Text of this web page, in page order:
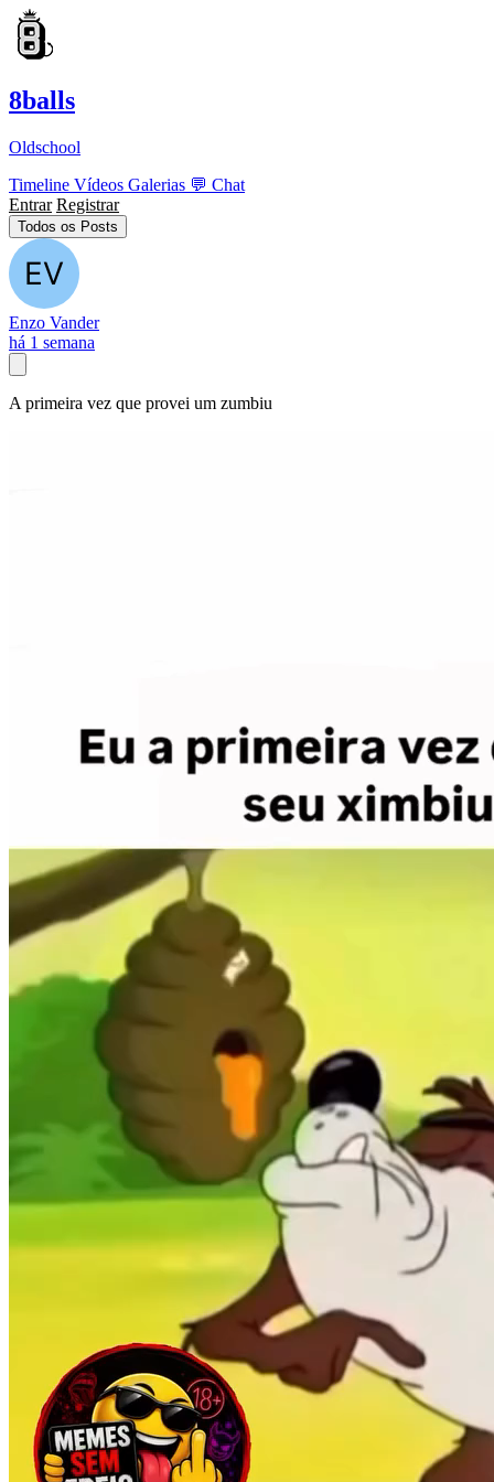
8balls
Oldschool
Timeline Vídeos Galerias 💬 Chat
Entrar Registrar
Todos os Posts
Enzo Vander
há 1 semana
A primeira vez que provei um zumbiu